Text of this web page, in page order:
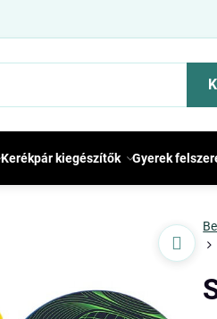
Kerékpár kiegészítők Gyerek